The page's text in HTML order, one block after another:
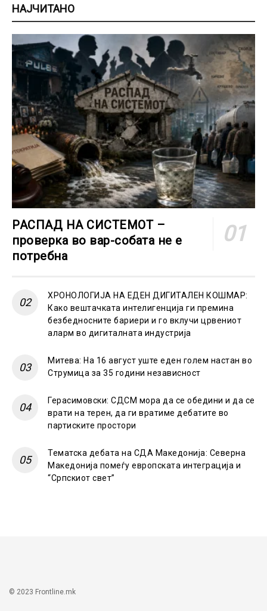
НАЈЧИТАНО
РАСПАД НА СИСТЕМОТ –
проверка во вар-собата не е
потребна
ХРОНОЛОГИЈА НА ЕДЕН ДИГИТАЛЕН КОШМАР:
Како вештачката интелигенција ги премина
безбедносните бариери и го вклучи црвениот
аларм во дигиталната индустрија
Митева: На 16 август уште еден голем настан во
Струмица за 35 години независност
Герасимовски: СДСМ мора да се обедини и да се
врати на терен, да ги вратиме дебатите во
партиските простори
Тематска дебата на СДА Македонија: Северна
Македонија помеѓу европската интеграција и
“Српскиот свет”
© 2023 Frontline.mk